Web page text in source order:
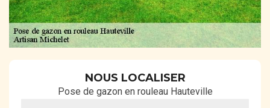
NOUS LOCALISER
Pose de gazon en rouleau Hauteville